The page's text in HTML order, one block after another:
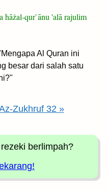
hāżal-qur`ānu 'alā rajulim
Al Quran ini
besar dari salah satu
Zukhruf 32 »
berlimpah?